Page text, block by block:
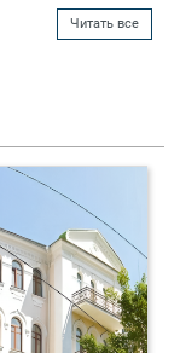
Читать все